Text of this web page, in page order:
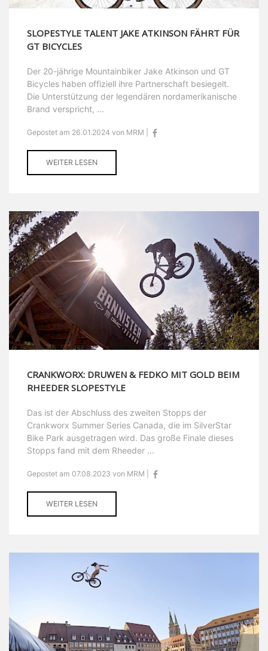
SLOPESTYLE TALENT JAKE ATKINSON FÄHRT FÜR
GT BICYCLES
Der 20-jährige Mountainbiker Jake Atkinson und GT
Bicycles haben offiziell ihre Partnerschaft besiegelt.
Die Unterstützung der legendären nordamerikanische
Brand verspricht, ...
Gepostet am 26.01.2024 von MRM |
WEITER LESEN
CRANKWORX: DRUWEN & FEDKO MIT GOLD BEIM
RHEEDER SLOPESTYLE
Das ist der Abschluss des zweiten Stopps der
Crankworx Summer Series Canada, die im SilverStar
Bike Park ausgetragen wird. Das große Finale dieses
Stopps fand mit dem Rheeder ...
Gepostet am 07.08.2023 von MRM |
WEITER LESEN